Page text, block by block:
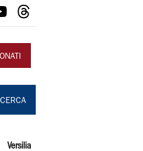
CERCA
Versilia